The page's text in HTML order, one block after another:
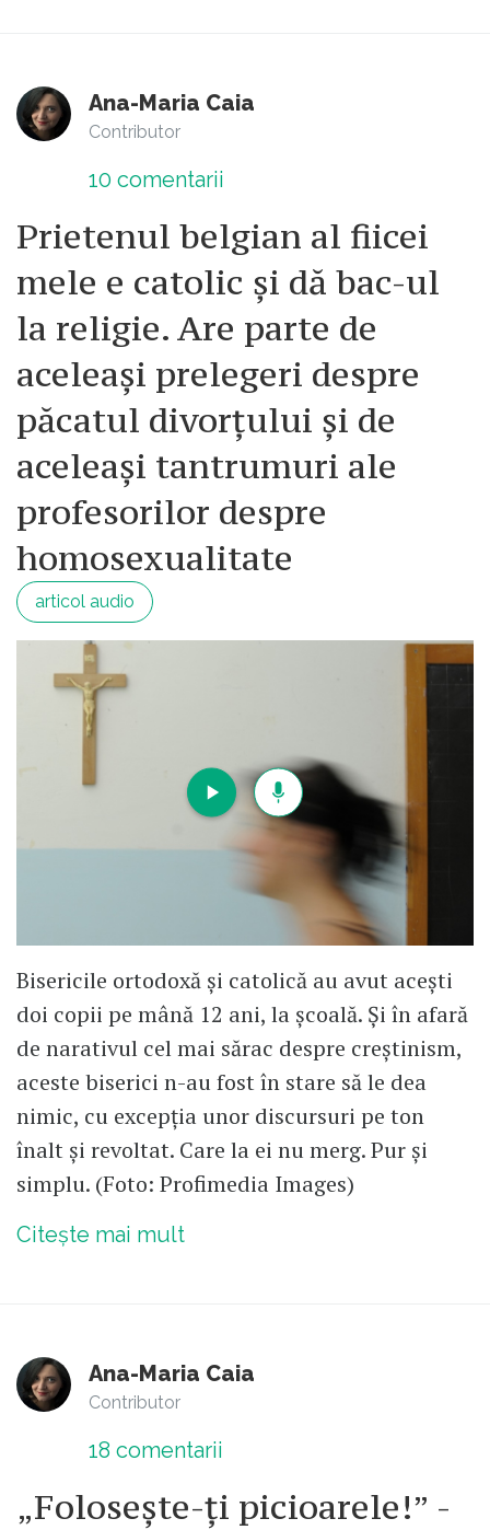
Ana-Maria Caia
Contributor
10 comentarii
Prietenul belgian al fiicei
mele e catolic și dă bac-ul
la religie. Are parte de
aceleași prelegeri despre
păcatul divorțului și de
aceleași tantrumuri ale
profesorilor despre
homosexualitate
articol audio
Bisericile ortodoxă și catolică au avut acești
doi copii pe mână 12 ani, la școală. Și în afară
de narativul cel mai sărac despre creștinism,
aceste biserici n-au fost în stare să le dea
nimic, cu excepția unor discursuri pe ton
înalt și revoltat. Care la ei nu merg. Pur și
simplu. (Foto: Profimedia Images)
Citește mai mult
Ana-Maria Caia
Contributor
18 comentarii
„Folosește-ți picioarele!” -